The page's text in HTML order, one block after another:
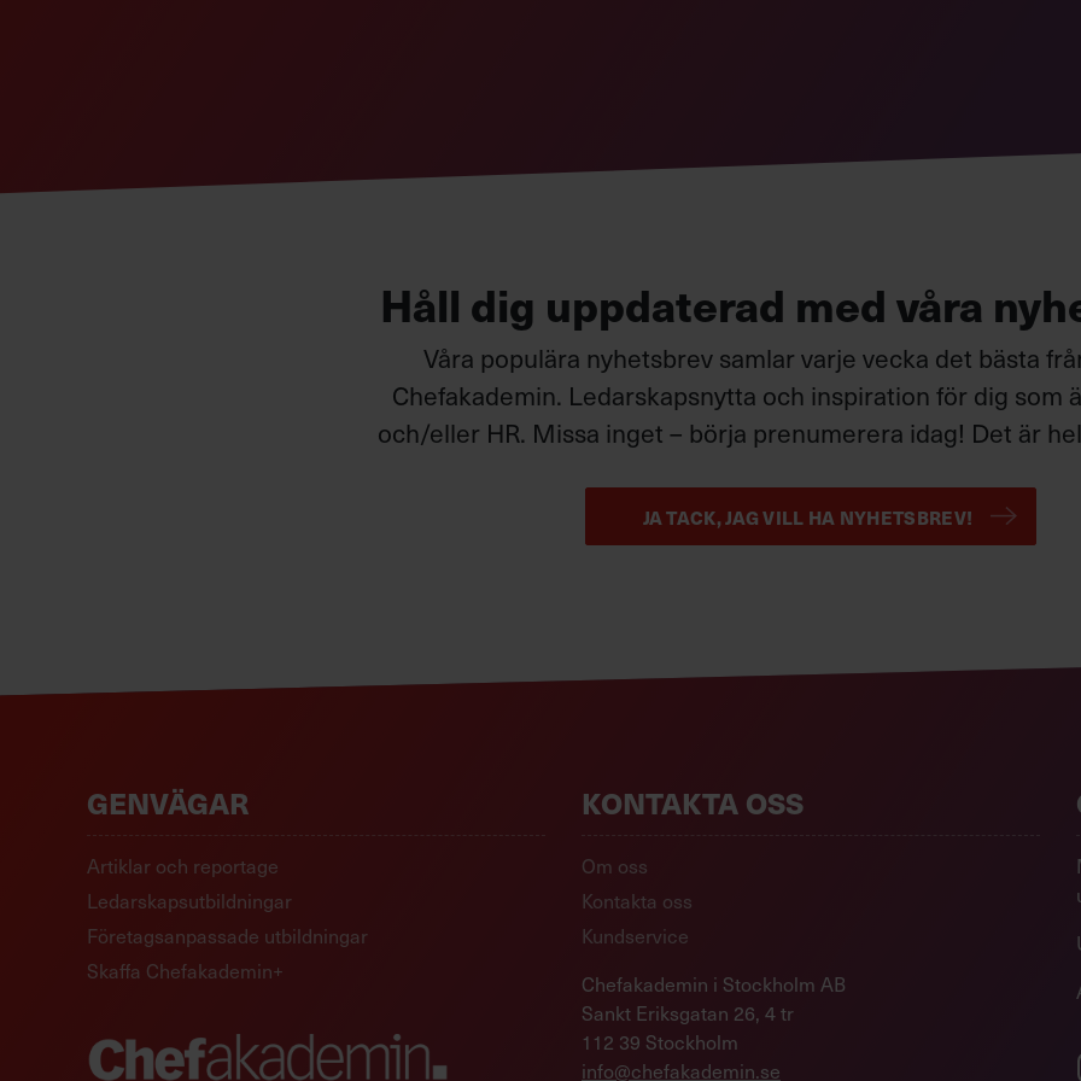
Håll dig uppdaterad med våra
Våra populära nyhetsbrev samlar varje vecka det bästa
Chefakademin. Ledarskapsnytta och inspiration för dig som
och/eller HR. Missa inget – börja prenumerera idag! Det är
JA TACK, JAG VILL HA NYHETSBREV!
GENVÄGAR
Artiklar och reportage
Ledarskapsutbildningar
Företagsanpassade utbildningar
Skaffa Chefakademin+
KONTAKTA OSS
Om oss
Kontakta oss
Kundservice
Chefakademin i Stockholm AB
Sankt Eriksgatan 26, 4 tr
112 39 Stockholm
info@chefakademin.se